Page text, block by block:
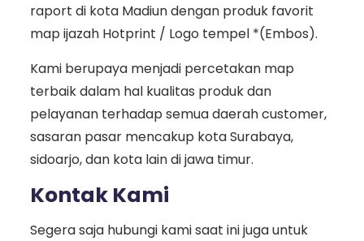
raport di kota Madiun dengan produk favorit
map ijazah Hotprint / Logo tempel *(Embos).
Kami berupaya menjadi percetakan map
terbaik dalam hal kualitas produk dan
pelayanan terhadap semua daerah customer,
sasaran pasar mencakup kota Surabaya,
sidoarjo, dan kota lain di jawa timur.
Kontak Kami
Segera saja hubungi kami saat ini juga untuk